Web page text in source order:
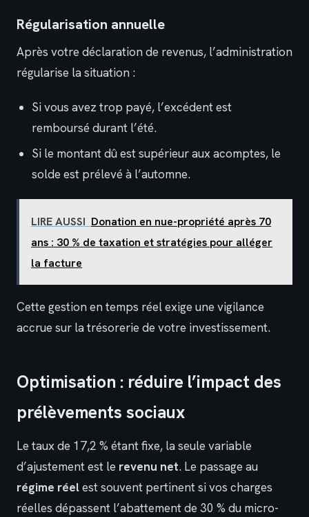
Régularisation annuelle
Après votre déclaration de revenus, l’administration
régularise la situation :
Si vous avez trop payé, l’excédent est
remboursé durant l’été.
Si le montant dû est supérieur aux acomptes, le
solde est prélevé à l’automne.
LIRE AUSSI Donation en nue-propriété après 70
ans : 30 % de taxation et stratégies pour alléger
la facture
Cette gestion en temps réel exige une vigilance
accrue sur la trésorerie de votre investissement.
Optimisation : réduire l’impact des
prélèvements sociaux
Le taux de 17,2 % étant fixe, la seule variable
d’ajustement est le revenu net. Le passage au
régime réelest souvent pertinent si vos charges
réelles dépassent l’abattement de 30 % du micro-